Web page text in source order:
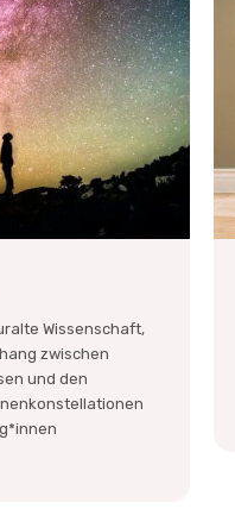
Wissenschaft,
zwischen
und den